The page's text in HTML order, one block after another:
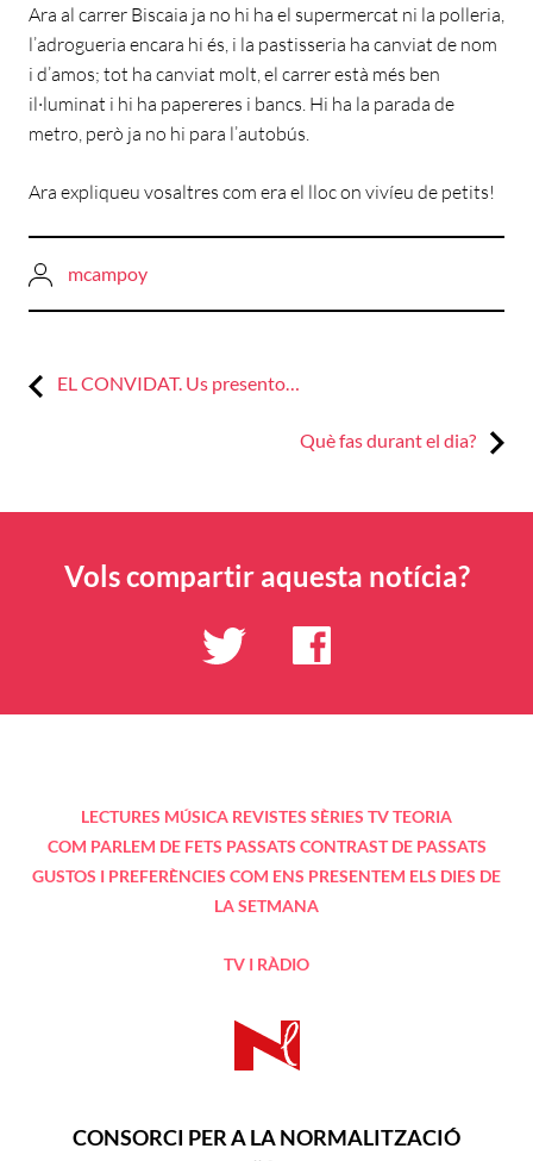
Ara al carrer Biscaia ja no hi ha el supermercat ni la polleria,
l’adrogueria encara hi és, i la pastisseria ha canviat de nom
i d’amos; tot ha canviat molt, el carrer està més ben
il·luminat i hi ha papereres i bancs. Hi ha la parada de
metro, però ja no hi para l’autobús.
Ara expliqueu vosaltres com era el lloc on vivíeu de petits!
mcampoy
Navegació
Previous:
EL CONVIDAT. Us presento…
Next:
Què fas durant el dia?
Vols compartir aquesta notícia?
LECTURES MÚSICA REVISTES SÈRIES TVTEORIA
COM PARLEM DE FETS PASSATS CONTRAST DE PASSATS
GUSTOS I PREFERÈNCIES COM ENS PRESENTEM ELS DIES DE
LA SETMANA
TV I RÀDIO
CONSORCI PER A LA NORMALITZACIÓ